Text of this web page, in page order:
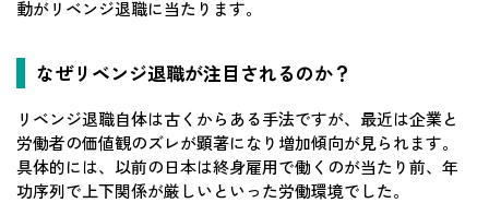
動がリベンジ退職に当たります。
なぜリベンジ退職が注目されるのか？
リベンジ退職自体は古くからある手法ですが、最近は企業と
労働者の価値観のズレが顕著になり増加傾向が見られます。
具体的には、以前の日本は終身雇用で働くのが当たり前、年
功序列で上下関係が厳しいといった労働環境でした。